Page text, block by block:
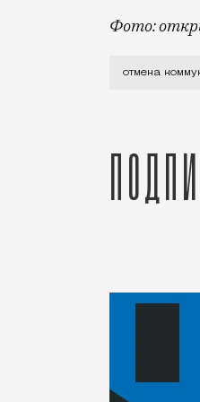
Фото:
отмена
Люди